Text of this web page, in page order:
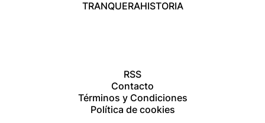
TRANQUERAHISTORIA
RSS
Contacto
Términos y Condiciones
Política de cookies